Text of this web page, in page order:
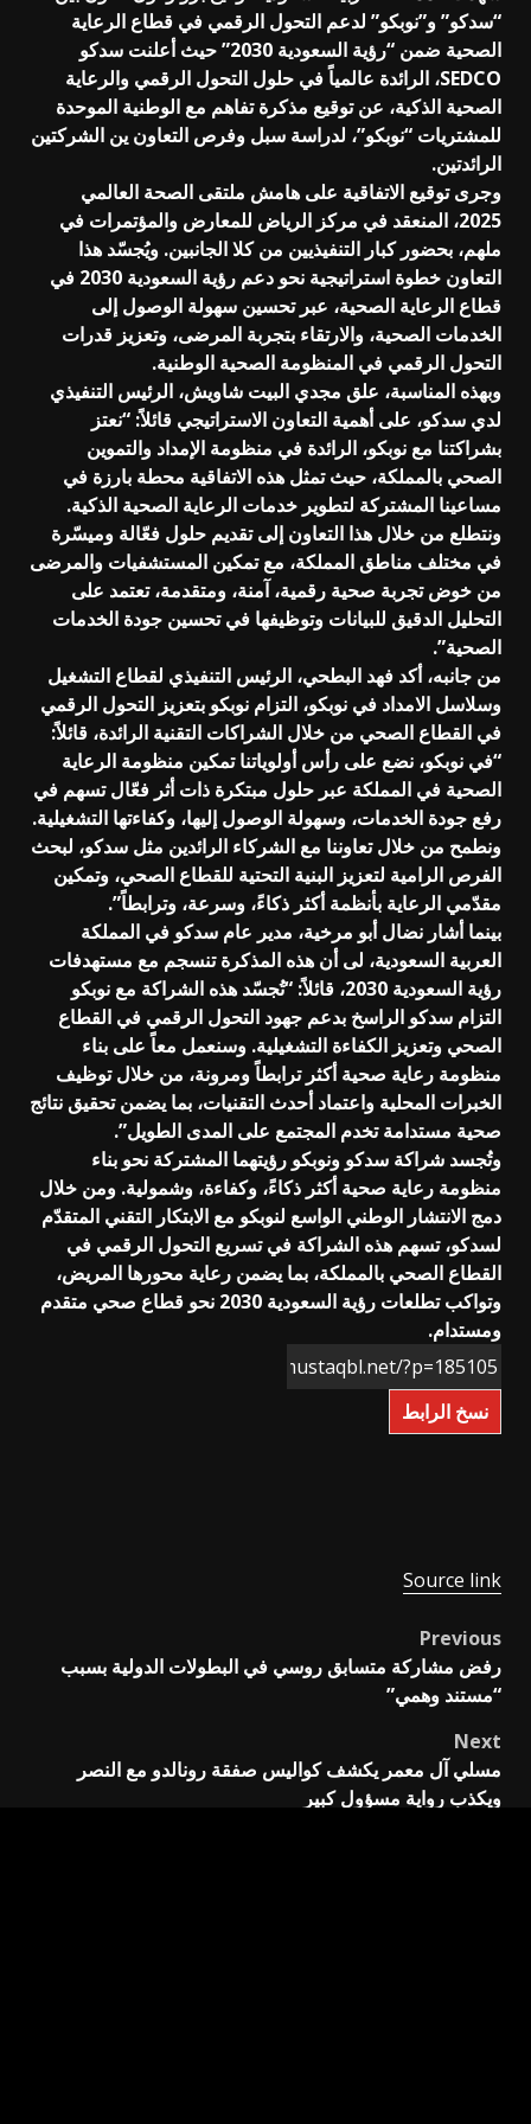
“سدكو” و”نوبكو” لدعم التحول الرقمي في قطاع الرعاية
الصحية ضمن “رؤية السعودية 2030” حيث أعلنت سدكو
SEDCO، الرائدة عالمياً في حلول التحول الرقمي والرعاية
الصحية الذكية، عن توقيع مذكرة تفاهم مع الوطنية الموحدة
للمشتريات “نوبكو”، لدراسة سبل وفرص التعاون ين الشركتين
الرائدتين.
وجرى توقيع الاتفاقية على هامش ملتقى الصحة العالمي
2025، المنعقد في مركز الرياض للمعارض والمؤتمرات في
ملهم، بحضور كبار التنفيذيين من كلا الجانبين. ويُجسّد هذا
التعاون خطوة استراتيجية نحو دعم رؤية السعودية 2030 في
قطاع الرعاية الصحية، عبر تحسين سهولة الوصول إلى
الخدمات الصحية، والارتقاء بتجربة المرضى، وتعزيز قدرات
التحول الرقمي في المنظومة الصحية الوطنية.
وبهذه المناسبة، علق مجدي البيت شاويش، الرئيس التنفيذي
لدي سدكو، على أهمية التعاون الاستراتيجي قائلاً: “نعتز
بشراكتنا مع نوبكو، الرائدة في منظومة الإمداد والتموين
الصحي بالمملكة، حيث تمثل هذه الاتفاقية محطة بارزة في
مساعينا المشتركة لتطوير خدمات الرعاية الصحية الذكية.
ونتطلع من خلال هذا التعاون إلى تقديم حلول فعّالة وميسّرة
في مختلف مناطق المملكة، مع تمكين المستشفيات والمرضى
من خوض تجربة صحية رقمية، آمنة، ومتقدمة، تعتمد على
التحليل الدقيق للبيانات وتوظيفها في تحسين جودة الخدمات
الصحية”.
من جانبه، أكد فهد البطحي، الرئيس التنفيذي لقطاع التشغيل
وسلاسل الامداد في نوبكو، التزام نوبكو بتعزيز التحول الرقمي
في القطاع الصحي من خلال الشراكات التقنية الرائدة، قائلاً:
“في نوبكو، نضع على رأس أولوياتنا تمكين منظومة الرعاية
الصحية في المملكة عبر حلول مبتكرة ذات أثر فعّال تسهم في
رفع جودة الخدمات، وسهولة الوصول إليها، وكفاءتها التشغيلية.
ونطمح من خلال تعاوننا مع الشركاء الرائدين مثل سدكو، لبحث
الفرص الرامية لتعزيز البنية التحتية للقطاع الصحي، وتمكين
مقدّمي الرعاية بأنظمة أكثر ذكاءً، وسرعة، وترابطاً”.
بينما أشار نضال أبو مرخية، مدير عام سدكو في المملكة
العربية السعودية، لى أن هذه المذكرة تنسجم مع مستهدفات
رؤية السعودية 2030، قائلاً: “تُجسّد هذه الشراكة مع نوبكو
التزام سدكو الراسخ بدعم جهود التحول الرقمي في القطاع
الصحي وتعزيز الكفاءة التشغيلية. وسنعمل معاً على بناء
منظومة رعاية صحية أكثر ترابطاً ومرونة، من خلال توظيف
الخبرات المحلية واعتماد أحدث التقنيات، بما يضمن تحقيق نتائج
صحية مستدامة تخدم المجتمع على المدى الطويل”.
وتُجسد شراكة سدكو ونوبكو رؤيتهما المشتركة نحو بناء
منظومة رعاية صحية أكثر ذكاءً، وكفاءة، وشمولية. ومن خلال
دمج الانتشار الوطني الواسع لنوبكو مع الابتكار التقني المتقدّم
لسدكو، تسهم هذه الشراكة في تسريع التحول الرقمي في
القطاع الصحي بالمملكة، بما يضمن رعاية محورها المريض،
وتواكب تطلعات رؤية السعودية 2030 نحو قطاع صحي متقدم
ومستدام.
نسخ الرابط
Source link
Post
navigation
Previous
رفض مشاركة متسابق روسي في البطولات الدولية بسبب
“مستند وهمي”
Next
مسلي آل معمر يكشف كواليس صفقة رونالدو مع النصر
ويكذب رواية مسؤول كبير